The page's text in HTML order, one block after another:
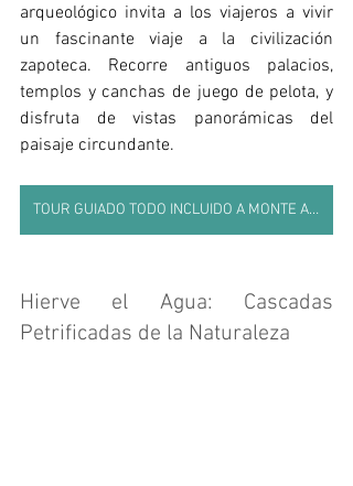
arqueológico invita a los viajeros a vivir
un fascinante viaje a la civilización
zapoteca. Recorre antiguos palacios,
templos y canchas de juego de pelota, y
disfruta de vistas panorámicas del
paisaje circundante.
TOUR GUIADO TODO INCLUIDO A MONTE ALBÁN
Hierve el Agua: Cascadas
Petrificadas de la Naturaleza